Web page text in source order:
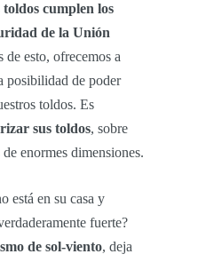
toldos cumplen los
de la Unión
de esto, ofrecemos a
posibilidad de poder
toldos. Es
sus toldos, sobre
enormes dimensiones.
está en su casa y
fuerte?
de sol-viento, deja